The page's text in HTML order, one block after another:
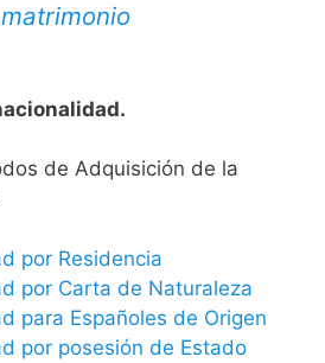
de Adquisición de la
por Residencia
por Carta de Naturaleza
para Españoles de Origen
por posesión de Estado